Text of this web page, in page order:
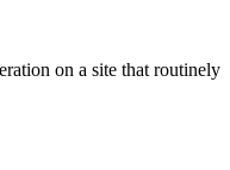
on a site that routinely